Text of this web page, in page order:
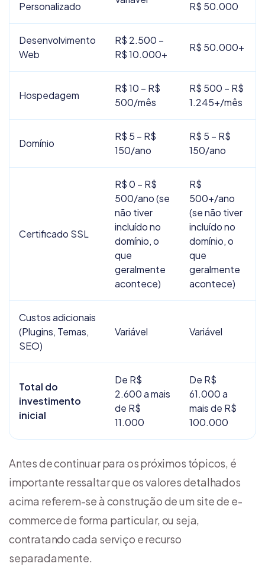
Personalizado
R$ 50.000
Desenvolvimento
Web
R$ 2.500 –
R$ 10.000+
R$ 50.000+
Hospedagem
R$ 10 – R$
500/mês
R$ 500 – R$
1.245+/mês
Domínio
R$ 5 – R$
150/ano
R$ 5 – R$
150/ano
Certificado SSL
R$ 0 – R$
500/ano (se
não tiver
incluído no
domínio, o
que
geralmente
acontece)
R$
500+/ano
(se não tiver
incluído no
domínio, o
que
geralmente
acontece)
Custos adicionais
(Plugins, Temas,
SEO)
Variável Variável
Total do
investimento
inicial
De R$
2.600 a mais
de R$
11.000
De R$
61.000 a
mais de R$
100.000
Antes de continuar para os próximos tópicos, é
importante ressaltar que os valores detalhados
acima referem-se à construção de um site de e-
commerce de forma particular, ou seja,
contratando cada serviço e recurso
separadamente.